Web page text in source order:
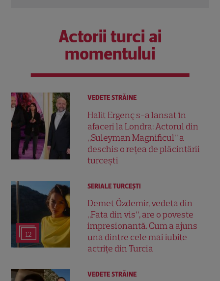
Actorii turci ai
momentului
VEDETE STRĂINE
Halit Ergenç s-a lansat în
afaceri la Londra: Actorul din
„Suleyman Magnificul” a
deschis o rețea de plăcintării
turcești
12
SERIALE TURCEŞTI
Demet Özdemir, vedeta din
„Fata din vis”, are o poveste
impresionantă. Cum a ajuns
una dintre cele mai iubite
actrițe din Turcia
VEDETE STRĂINE